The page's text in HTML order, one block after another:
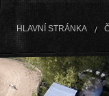
HLAVNÍ STRÁNKA